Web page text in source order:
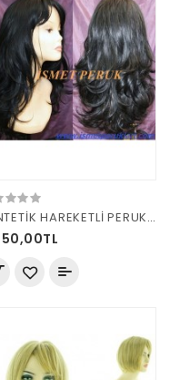
SENTETİK HAREKETLİ PERUK 8125 SİYAH